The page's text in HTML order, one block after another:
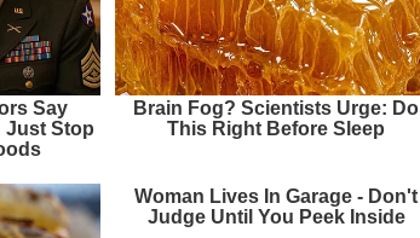
Say
Just Stop
Brain Fog? Scientists Urge: Do
This Right Before Sleep
Woman Lives In Garage - Don't
Judge Until You Peek Inside